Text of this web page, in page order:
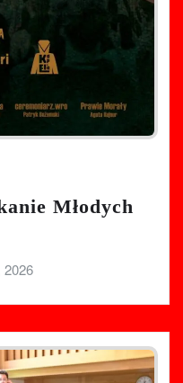
Młodych
2026